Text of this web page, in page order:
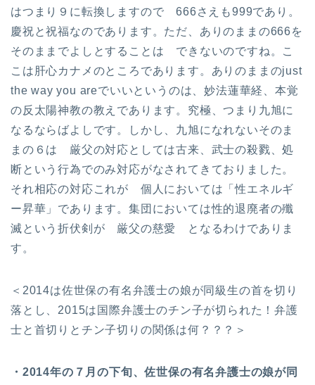
はつまり９に転換しますので 666さえも999であり。
慶祝と祝福なのであります。ただ、ありのままの666を
そのままでよしとすることは できないのですね。こ
こは肝心カナメのところであります。ありのままのjust
the way you areでいいというのは、妙法蓮華経、本覚
の反太陽神教の教えであります。究極、つまり九旭に
なるならばよしです。しかし、九旭になれないそのま
まの６は 厳父の対応としては古来、武士の殺戮、処
断という行為でのみ対応がなされてきておりました。
それ相応の対応これが 個人においては「性エネルギ
ー昇華」であります。集団においては性的退廃者の殲
滅という折伏剣が 厳父の慈愛 となるわけでありま
す。
＜2014は佐世保の有名弁護士の娘が同級生の首を切り
落とし、2015は国際弁護士のチン子が切られた！弁護
士と首切りとチン子切りの関係は何？？？＞
・2014年の７月の下旬、佐世保の有名弁護士の娘が同